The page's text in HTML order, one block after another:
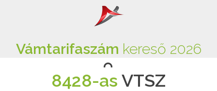
Vámtarifaszám kereső 2026
8428-as VTSZ